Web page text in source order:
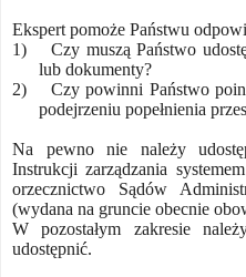
Ekspert pomoże Państwu
1)
Czy muszą Państwo
lub dokumenty?
2)
Czy powinni Państwo
podejrzeniu popełnienia
Na pewno nie należy
Instrukcji zarządzania
orzecznictwo Sądów
(wydana na gruncie obecnie
W pozostałym zakresie
udostępnić.